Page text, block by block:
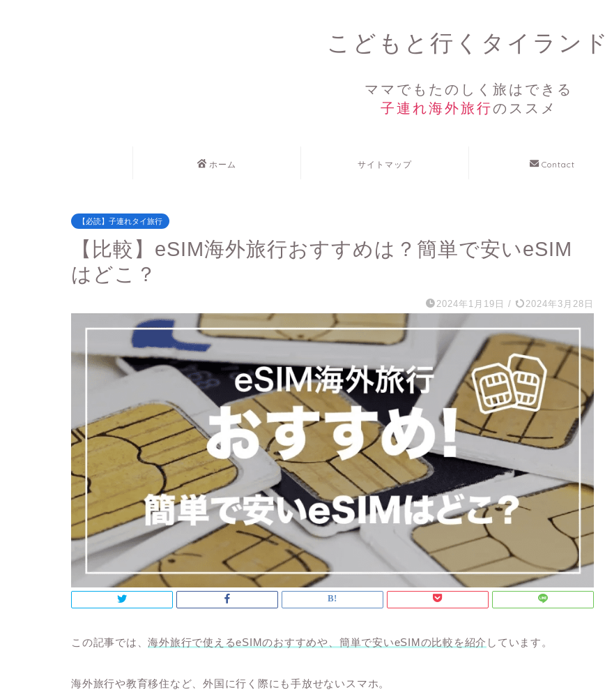
こどもと行くタイランド
ママでもたのしく旅はできる
子連れ海外旅行のススメ
ホーム サイトマップ Contact
【必読】子連れタイ旅行
【比較】eSIM海外旅行おすすめは？簡単で安いeSIM
はどこ？
2024年1月19日 / 2024年3月28日
この記事では、海外旅行で使えるeSIMのおすすめや、簡単で安いeSIMの比較を紹介 しています。
海外旅行や教育移住など、外国に行く際にも手放せないスマホ。